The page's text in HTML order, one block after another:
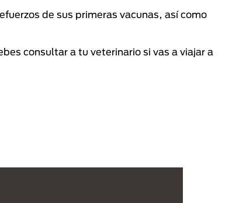
de sus primeras vacunas, así como
consultar a tu veterinario si vas a viajar a